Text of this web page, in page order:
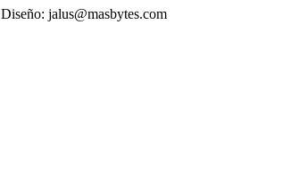
Diseño: jalus@masbytes.com